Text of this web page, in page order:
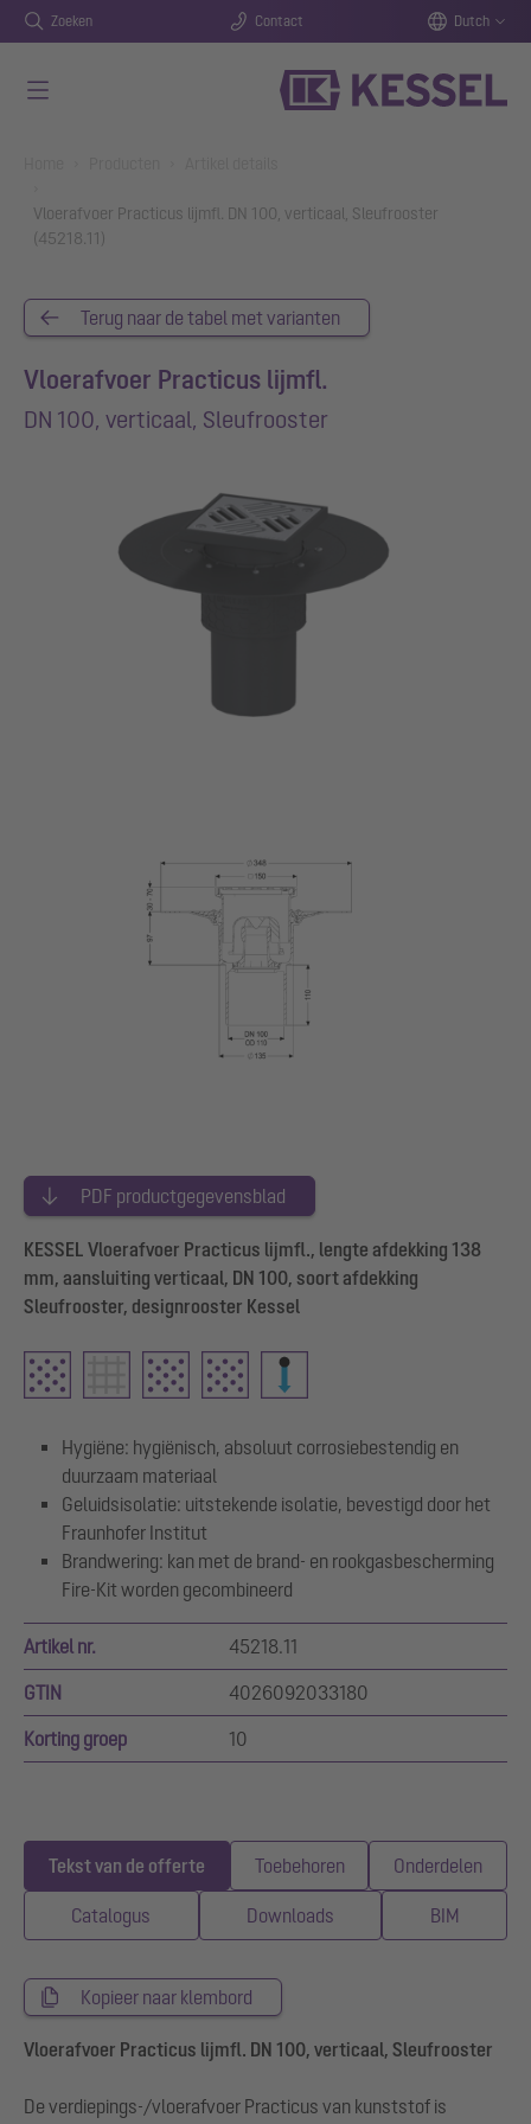
Zoeken Contact Dutch
Vloerafvoer Practicus lijmfl. DN 100, verticaal, Sleufrooster
(45218.11)
Terug naar de tabel met varianten
Vloerafvoer Practicus lijmfl.
DN 100, verticaal, Sleufrooster
PDF productgegevensblad
KESSEL Vloerafvoer Practicus lijmfl., lengte afdekking 138
mm, aansluiting verticaal, DN 100, soort afdekking
Sleufrooster, designrooster Kessel
Hygiëne: hygiënisch, absoluut corrosiebestendig en
duurzaam materiaal
Geluidsisolatie: uitstekende isolatie, bevestigd door het
Fraunhofer Institut
Brandwering: kan met de brand- en rookgasbescherming
Fire-Kit worden gecombineerd
Artikel nr. 45218.11
GTIN 4026092033180
Korting groep 10
Tekst van de offerte Toebehoren Onderdelen
Catalogus Downloads BIM
Kopieer naar klembord
Vloerafvoer Practicus lijmfl. DN 100, verticaal, Sleufrooster
De verdiepings-/vloerafvoer Practicus van kunststof is